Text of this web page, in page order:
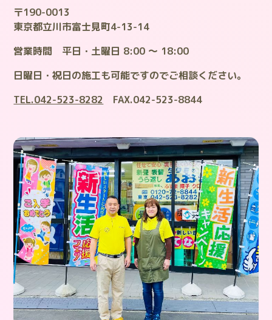
〒190-0013
東京都立川市富士見町4-13-14
営業時間 平日・土曜日 8:00 ～ 18:00
日曜日・祝日の施工も可能ですのでご相談ください。
TEL.042-523-8282
FAX.042-523-8844